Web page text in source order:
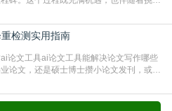
表？其价值和难度究竟如何衡量。本篇
际学术会议论文好发表吗”。一、会议论
际会议论文的发
检测实用指南
论文工具ai论文工具能解决论文写作哪些
论文，还是硕士博士攒小论文发刊，或是
，还经常改不到点上，交上去才发现重复
的ai论文工具，这些痛点基本都能高效解